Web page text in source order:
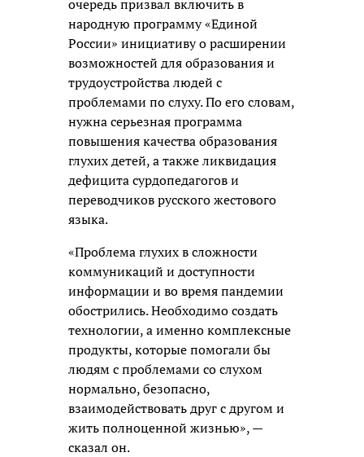
очередь призвал включить в
народную программу «Единой
России» инициативу о расширении
возможностей для образования и
трудоустройства людей с
проблемами по слуху. По его словам,
нужна серьезная программа
повышения качества образования
глухих детей, а также ликвидация
дефицита сурдопедагогов и
переводчиков русского жестового
языка.
«Проблема глухих в сложности
коммуникаций и доступности
информации и во время пандемии
обострились. Необходимо создать
технологии, а именно комплексные
продукты, которые помогали бы
людям с проблемами со слухом
нормально, безопасно,
взаимодействовать друг с другом и
жить полноценной жизнью», —
сказал он.